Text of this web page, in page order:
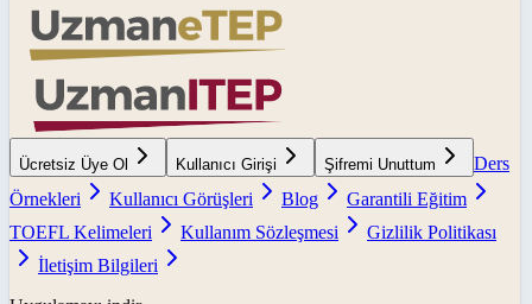
Ücretsiz Üye Ol Kullanıcı Girişi Şifremi Unuttum
Ders
Örnekleri
Kullanıcı Görüşleri Blog
Garantili Eğitim
TOEFL Kelimeleri
Kullanım Sözleşmesi
Gizlilik Politikası
İletişim Bilgileri